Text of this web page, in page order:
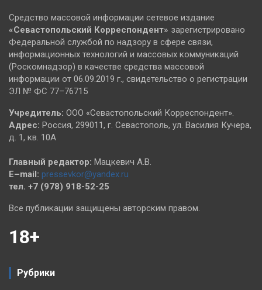
Средство массовой информации сетевое издание
«Севастопольский Корреспондент» зарегистрировано
Федеральной службой по надзору в сфере связи,
информационных технологий и массовых коммуникаций
(Роскомнадзор) в качестве средства массовой
информации от 06.09.2019 г., свидетельство о регистрации
ЭЛ № ФС 77–76715
Учредитель: ООО «Севастопольский Корреспондент».
Адрес: Россия, 299011, г. Севастополь, ул. Василия Кучера,
д. 1, кв. 10А
Главный редактор: Мацкевич А.В.
E–mail: pressevkor@yandex.ru
тел. +7 (978) 918-52-25
Все публикации защищены авторским правом.
18+
Рубрики